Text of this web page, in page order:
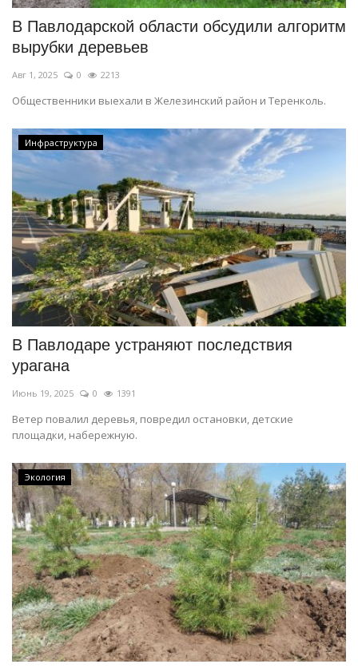
В Павлодарской области обсудили алгоритм
вырубки деревьев
Авг 1, 2025 0 2213
Общественники выехали в Железинский район и Теренколь.
Инфраструктура
В Павлодаре устраняют последствия
урагана
Июнь 19, 2025 0 1391
Ветер повалил деревья, повредил остановки, детские
площадки, набережную.
Экология